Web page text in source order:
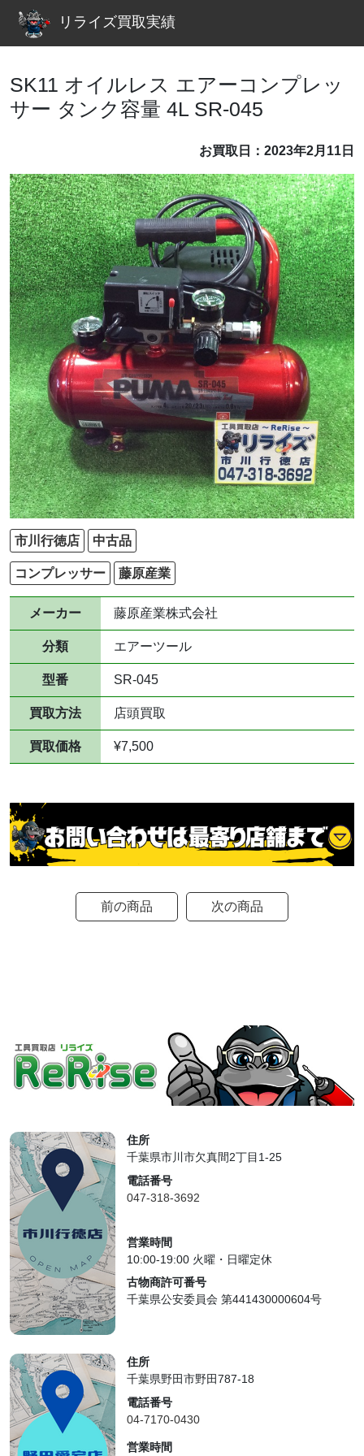
リライズ買取実績
SK11 オイルレス エアーコンプレッ
サー タンク容量 4L SR-045
お買取日：2023年2月11日
市川行徳店 中古品
コンプレッサー 藤原産業
メーカー 藤原産業株式会社
分類 エアーツール
型番 SR-045
買取方法 店頭買取
買取価格 ¥7,500
前の商品 次の商品
住所
千葉県市川市欠真間2丁目1-25
電話番号
047-318-3692
営業時間
10:00-19:00 火曜・日曜定休
古物商許可番号
千葉県公安委員会 第441430000604号
住所
千葉県野田市野田787-18
電話番号
04-7170-0430
営業時間